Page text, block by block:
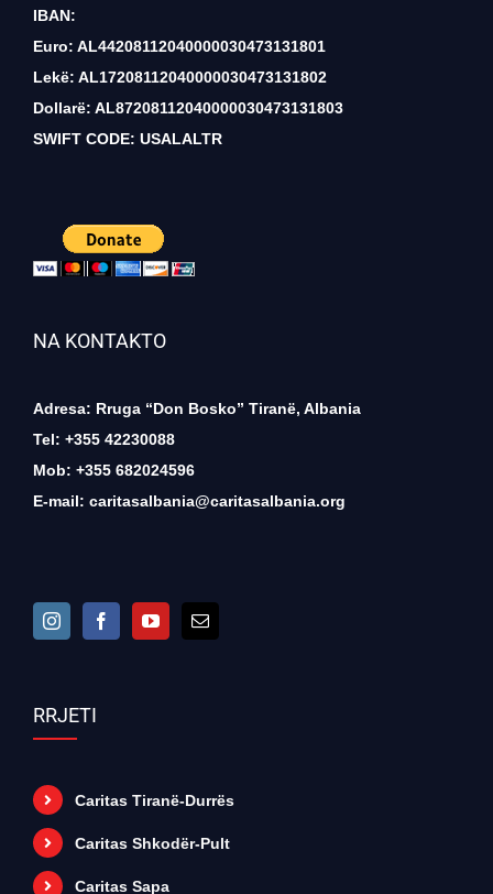
IBAN:
Euro: AL44208112040000030473131801
Lekë: AL17208112040000030473131802
Dollarë: AL87208112040000030473131803
SWIFT CODE: USALALTR
NA KONTAKTO
Adresa: Rruga “Don Bosko” Tiranë, Albania
Tel: +355 42230088
Mob: +355 682024596
E-mail: caritasalbania@caritasalbania.org
RRJETI
Caritas Tiranë-Durrës
Caritas Shkodër-Pult
Caritas Sapa